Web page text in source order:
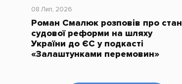
08 Лип, 2026
Роман Смалюк розповів про стан
судової реформи на шляху
України до ЄС у подкасті
«Залаштунками перемовин»